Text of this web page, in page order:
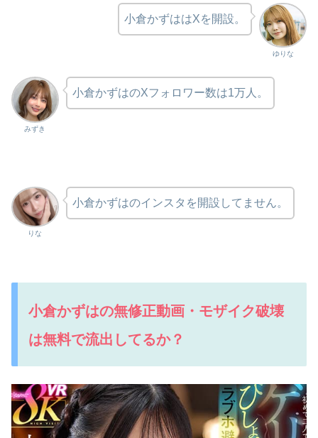
ゆりな
小倉かずははXを開設。
みずき
小倉かずはのXフォロワー数は1万人。
りな
小倉かずはのインスタを開設してません。
小倉かずはの無修正動画・モザイク破壊
は無料で流出してるか？